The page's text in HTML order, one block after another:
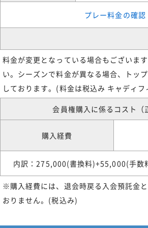
プレー料金の確認
料金が変更となっている場合もございま
い。シーズンで料金が異なる場合、トッ
しております。(料金は税込み キャディフ
会員権購入に係るコスト（
購入経費
内訳：275,000(書換料)+55,000(手数
※購入経費には、退会時戻る入会預託金
おりません。(税込み)